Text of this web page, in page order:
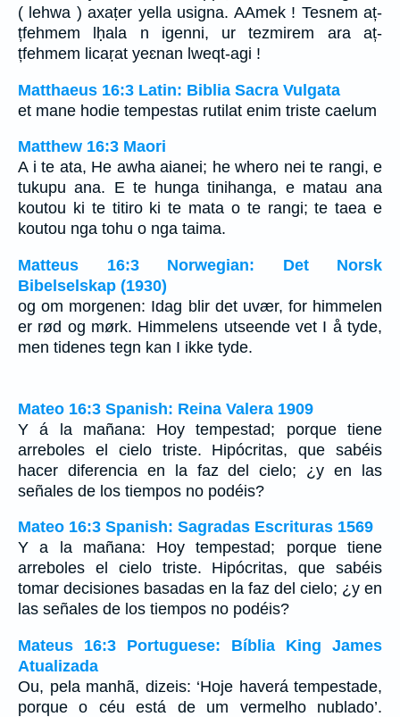
( lehwa ) axaṭer yella usigna. AAmek ! Tesnem aț-
țfehmem lḥala n igenni, ur tezmirem ara aț-
țfehmem licaṛat yeɛnan lweqt-agi !
Matthaeus 16:3 Latin: Biblia Sacra Vulgata
et mane hodie tempestas rutilat enim triste caelum
Matthew 16:3 Maori
A i te ata, He awha aianei; he whero nei te rangi, e
tukupu ana. E te hunga tinihanga, e matau ana
koutou ki te titiro ki te mata o te rangi; te taea e
koutou nga tohu o nga taima.
Matteus 16:3 Norwegian: Det Norsk
Bibelselskap (1930)
og om morgenen: Idag blir det uvær, for himmelen
er rød og mørk. Himmelens utseende vet I å tyde,
men tidenes tegn kan I ikke tyde.
Mateo 16:3 Spanish: Reina Valera 1909
Y á la mañana: Hoy tempestad; porque tiene
arreboles el cielo triste. Hipócritas, que sabéis
hacer diferencia en la faz del cielo; ¿y en las
señales de los tiempos no podéis?
Mateo 16:3 Spanish: Sagradas Escrituras 1569
Y a la mañana: Hoy tempestad; porque tiene
arreboles el cielo triste. Hipócritas, que sabéis
tomar decisiones basadas en la faz del cielo; ¿y en
las señales de los tiempos no podéis?
Mateus 16:3 Portuguese: Bíblia King James
Atualizada
Ou, pela manhã, dizeis: ‘Hoje haverá tempestade,
porque o céu está de um vermelho nublado’.